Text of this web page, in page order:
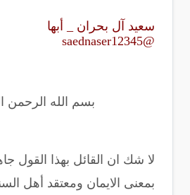
سعيد آل بحران _ أبها
@saednaser12345
بسم الله الرحمن
لا شك ان القائل بهذا القول
بمعنى الايمان ومعتقد أهل